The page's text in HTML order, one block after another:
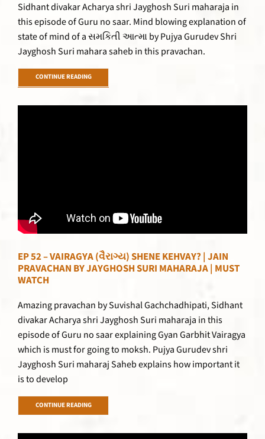
Sidhant divakar Acharya shri Jayghosh Suri maharaja in
this episode of Guru no saar. Mind blowing explanation of
state of mind of a સમકિતી આત્મા by Pujya Gurudev Shri
Jayghosh Suri mahara saheb in this pravachan.
CONTINUE READING
EP 52 – VAIRAGYA (વૈરાગ્ય) SHENE KEHVAY? | JAIN
PRAVACHAN BY JAYGHOSH SURI MAHARAJA | MUST
WATCH
Amazing pravachan by Suvishal Gachchadhipati, Sidhant
divakar Acharya shri Jayghosh Suri maharaja in this
episode of Guru no saar explaining Gyan Garbhit Vairagya
which is must for going to moksh. Pujya Gurudev shri
Jayghosh Suri maharaj Saheb explains how important it
is to develop
CONTINUE READING